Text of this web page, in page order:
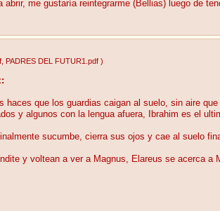
me gustaría reintegrarme (Bellias) luego de
, PADRES DEL FUTUR1.pdf )
haces que los guardias caigan al suelo, sin aire
y algunos con la lengua afuera, Ibrahim es el
sucumbe, cierra sus ojos y cae al suelo
y voltean a ver a Magnus, Elareus se acerca